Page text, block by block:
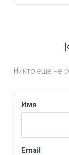
Никто еще не
Имя
Email